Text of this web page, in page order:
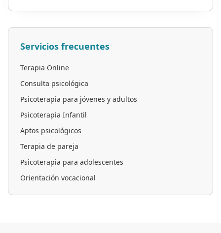
Servicios frecuentes
Terapia Online
Consulta psicológica
Psicoterapia para jóvenes y adultos
Psicoterapia Infantil
Aptos psicológicos
Terapia de pareja
Psicoterapia para adolescentes
Orientación vocacional